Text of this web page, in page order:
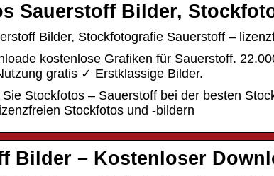
Sauerstoff Bilder,
Bilder, Stockfotografie Sauerstoff –
kostenlose Grafiken für Sauerstoff.
gratis ✓ Erstklassige Bilder.
Stockfotos – Sauerstoff bei der besten
Stockfotos und -bildern
Bilder – Kostenloser